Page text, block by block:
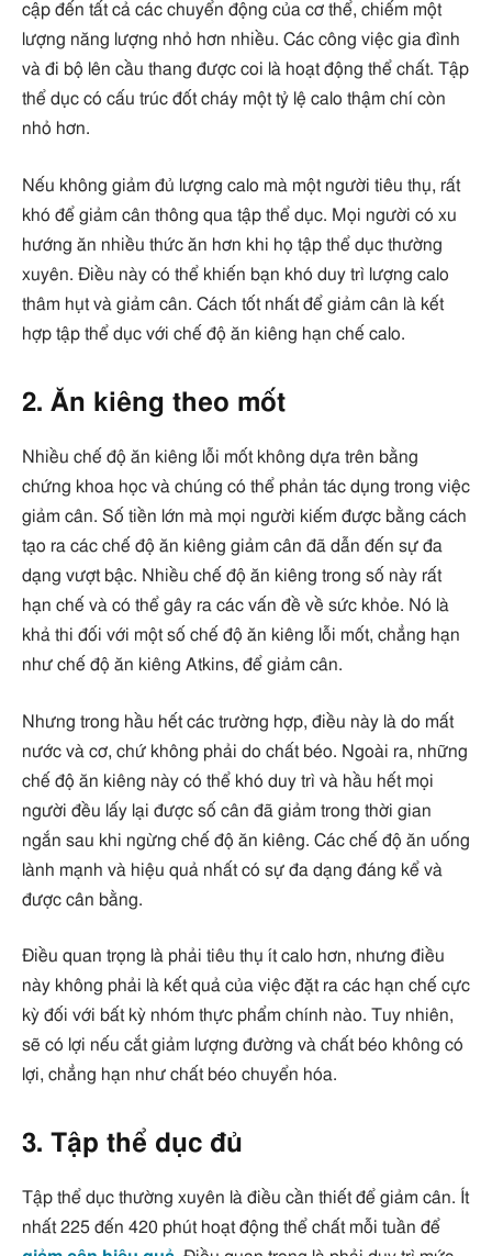
cập đến tất cả các chuyển động của cơ thể, chiếm một
lượng năng lượng nhỏ hơn nhiều. Các công việc gia đình
và đi bộ lên cầu thang được coi là hoạt động thể chất. Tập
thể dục có cấu trúc đốt cháy một tỷ lệ calo thậm chí còn
nhỏ hơn.
Nếu không giảm đủ lượng calo mà một người tiêu thụ, rất
khó để giảm cân thông qua tập thể dục. Mọi người có xu
hướng ăn nhiều thức ăn hơn khi họ tập thể dục thường
xuyên. Điều này có thể khiến bạn khó duy trì lượng calo
thâm hụt và giảm cân. Cách tốt nhất để giảm cân là kết
hợp tập thể dục với chế độ ăn kiêng hạn chế calo.
2. Ăn kiêng theo mốt
Nhiều chế độ ăn kiêng lỗi mốt không dựa trên bằng
chứng khoa học và chúng có thể phản tác dụng trong việc
giảm cân. Số tiền lớn mà mọi người kiếm được bằng cách
tạo ra các chế độ ăn kiêng giảm cân đã dẫn đến sự đa
dạng vượt bậc. Nhiều chế độ ăn kiêng trong số này rất
hạn chế và có thể gây ra các vấn đề về sức khỏe. Nó là
khả thi đối với một số chế độ ăn kiêng lỗi mốt, chẳng hạn
như chế độ ăn kiêng Atkins, để giảm cân.
Nhưng trong hầu hết các trường hợp, điều này là do mất
nước và cơ, chứ không phải do chất béo. Ngoài ra, những
chế độ ăn kiêng này có thể khó duy trì và hầu hết mọi
người đều lấy lại được số cân đã giảm trong thời gian
ngắn sau khi ngừng chế độ ăn kiêng. Các chế độ ăn uống
lành mạnh và hiệu quả nhất có sự đa dạng đáng kể và
được cân bằng.
Điều quan trọng là phải tiêu thụ ít calo hơn, nhưng điều
này không phải là kết quả của việc đặt ra các hạn chế cực
kỳ đối với bất kỳ nhóm thực phẩm chính nào. Tuy nhiên,
sẽ có lợi nếu cắt giảm lượng đường và chất béo không có
lợi, chẳng hạn như chất béo chuyển hóa.
3. Tập thể dục đủ
Tập thể dục thường xuyên là điều cần thiết để giảm cân. Ít
nhất 225 đến 420 phút hoạt động thể chất mỗi tuần để